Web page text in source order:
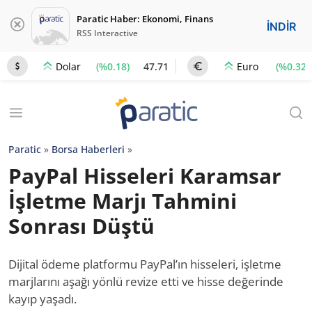
Paratic Haber: Ekonomi, Finans
RSS Interactive İNDİR
Dolar (%0.18) 47.71 Euro (%0.32)
Paratic » Borsa Haberleri »
PayPal Hisseleri Karamsar
İşletme Marjı Tahmini
Sonrası Düştü
Dijital ödeme platformu PayPal’ın hisseleri, işletme
marjlarını aşağı yönlü revize etti ve hisse değerinde
kayıp yaşadı.